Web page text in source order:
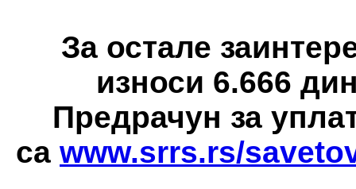
За остале
износи 6.666
Предрачун за
са www.srrs.rs/